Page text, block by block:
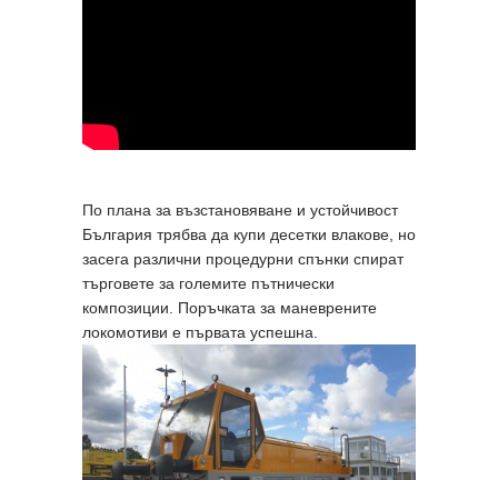
По плана за възстановяване и устойчивост
България трябва да купи десетки влакове, но
засега различни процедурни спънки спират
търговете за големите пътнически
композиции. Поръчката за маневрените
локомотиви е първата успешна.